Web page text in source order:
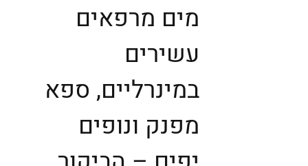
מים מרפאים
עשירים
במינרליים, ספא
מפנק ונופים